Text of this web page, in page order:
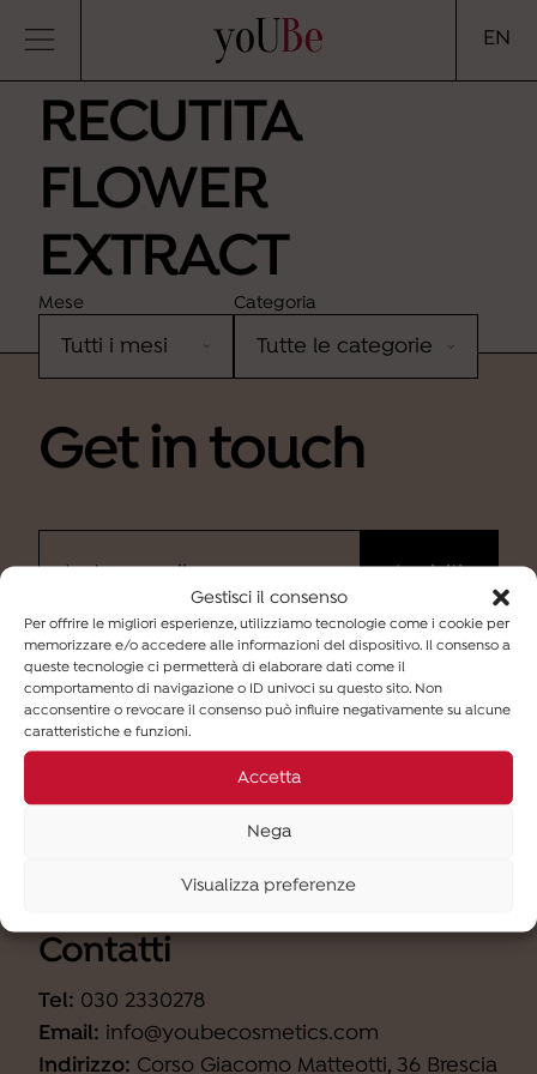
Gestisci il consenso
Per offrire le migliori esperienze, utilizziamo tecnologie come i cookie per
memorizzare e/o accedere alle informazioni del dispositivo. Il consenso a
queste tecnologie ci permetterà di elaborare dati come il
comportamento di navigazione o ID univoci su questo sito. Non
acconsentire o revocare il consenso può influire negativamente su alcune
caratteristiche e funzioni.
Accetta
Nega
Visualizza preferenze
yoUBe EN
CHAMOMILLA
RECUTITA
FLOWER
EXTRACT
Mese Categoria
Sorry, no results were found.
Get in touch
Ho lettol'informativae desidero iscrivermi alla
newsletter (finalità b).
Contatti
Tel: 030 2330278
Email: info@youbecosmetics.com
Indirizzo: Corso Giacomo Matteotti, 36 Brescia